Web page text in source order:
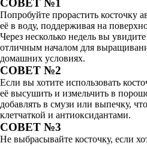
СОВЕТ №1
Попробуйте прорастить косточку
её в воду, поддерживая на
Через несколько недель вы
отличным началом для
домашних условиях.
СОВЕТ №2
Если вы хотите использовать
её высушить и измельчить в
добавлять в смузи или выпечку,
клетчаткой и антиоксидантами.
СОВЕТ №3
Не выбрасывайте косточку, если